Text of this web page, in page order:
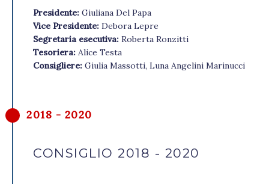
Presidente: Giuliana Del Papa
Vice Presidente: Debora Lepre
Segretaria esecutiva: Roberta Ronzitti
Tesoriera: Alice Testa
Consigliere: Giulia Massotti, Luna Angelini Marinucci
2018 - 2020
CONSIGLIO 2018 - 2020